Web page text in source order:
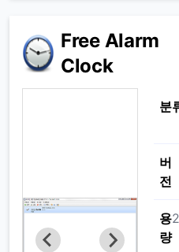
Free Alarm
Clock
분
버
전
용
량